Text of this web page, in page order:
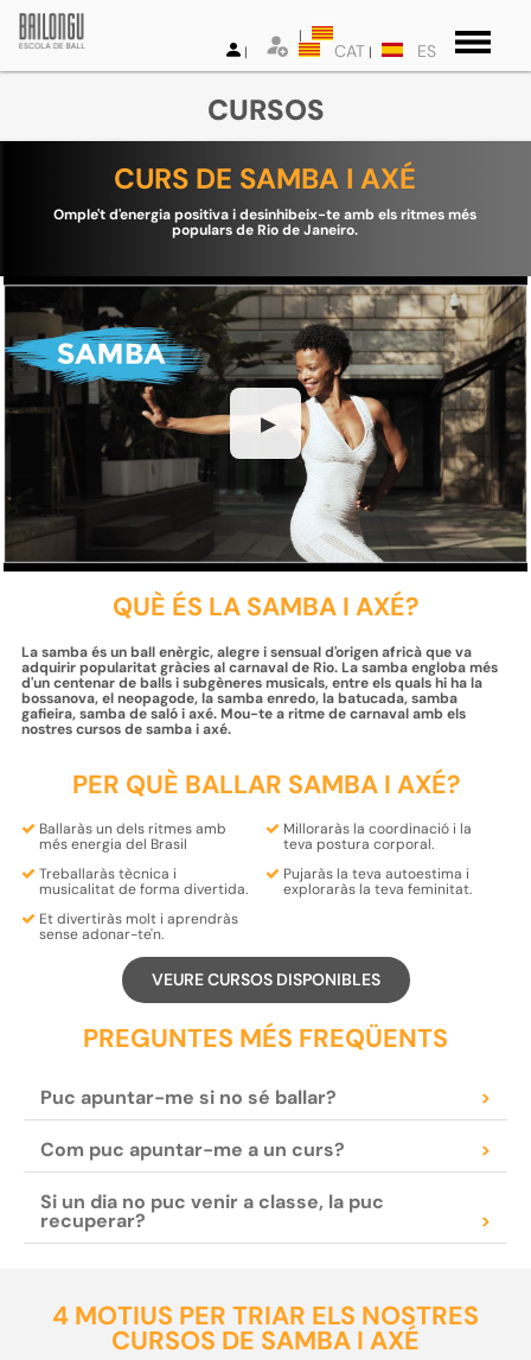
CAT ES
CURSOS
CURS DE SAMBA I AXÉ
Omple't d'energia positiva i desinhibeix-te amb els ritmes més
populars de Rio de Janeiro.
▶
QUÈ ÉS LA SAMBA I AXÉ?
La samba és un ball enèrgic, alegre i sensual d'origen africà que va
adquirir popularitat gràcies al carnaval de Rio. La samba engloba més
d'un centenar de balls i subgèneres musicals, entre els quals hi ha la
bossanova, el neopagode, la samba enredo, la batucada, samba
gafieira, samba de saló i axé. Mou-te a ritme de carnaval amb els
nostres cursos de samba i axé.
PER QUÈ BALLAR SAMBA I AXÉ?
Ballaràs un delsritmesamb
més energia del Brasil
Milloraràs la coordinació i la
teva postura corporal.
Treballaràstècnica i
musicalitatde forma divertida.
Pujaràs la teva autoestima i
exploraràs la teva feminitat.
Etdivertiràsmolt i aprendràs
sense adonar-te'n.
VEURE CURSOS DISPONIBLES
PREGUNTES MÉS FREQÜENTS
Puc apuntar-me si no sé ballar? >
Com puc apuntar-me a un curs? >
Si un dia no puc venir a classe, la puc
recuperar? >
4 MOTIUS PER TRIAR ELS NOSTRES
CURSOS DE SAMBA I AXÉ